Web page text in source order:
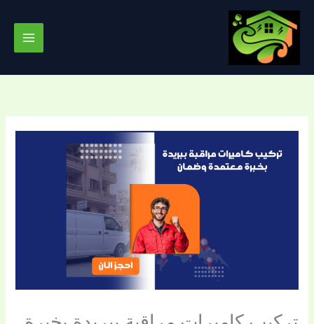
تخطي
المحتوى